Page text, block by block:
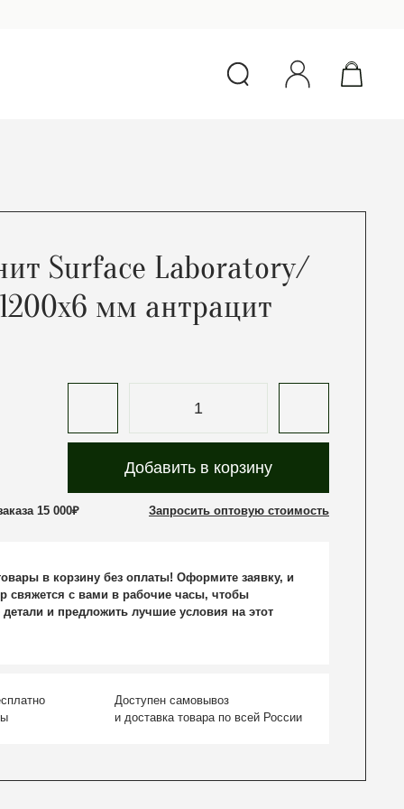
Surface Laboratory/
мм антрацит
Добавить в корзину
15 000₽ Запросить оптовую стоимость
в корзину без оплаты! Оформите заявку, и
свяжется с вами в рабочие часы, чтобы
детали и предложить лучшие условия на этот
Доступен самовывоз
и доставка товара по всей России